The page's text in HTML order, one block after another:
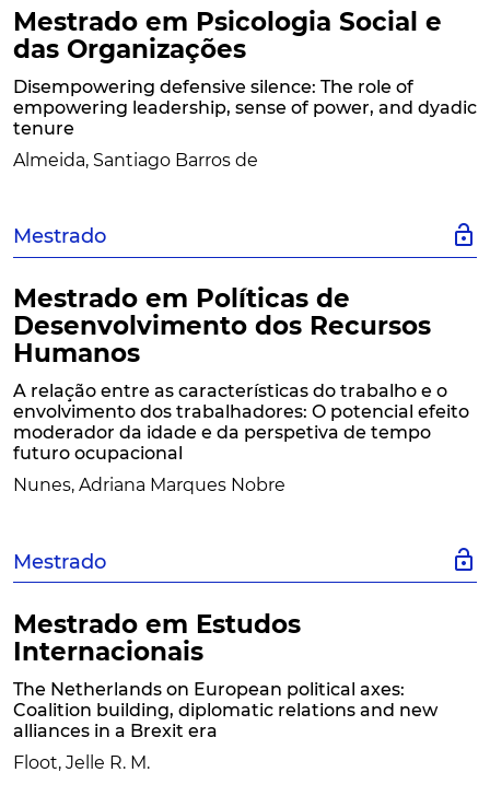
Mestrado em Psicologia Social e
das Organizações
Disempowering defensive silence: The role of
empowering leadership, sense of power, and dyadic
tenure
Almeida, Santiago Barros de
Mestrado lock_open
Mestrado em Políticas de
Desenvolvimento dos Recursos
Humanos
A relação entre as características do trabalho e o
envolvimento dos trabalhadores: O potencial efeito
moderador da idade e da perspetiva de tempo
futuro ocupacional
Nunes, Adriana Marques Nobre
Mestrado lock_open
Mestrado em Estudos
Internacionais
The Netherlands on European political axes:
Coalition building, diplomatic relations and new
alliances in a Brexit era
Floot, Jelle R. M.